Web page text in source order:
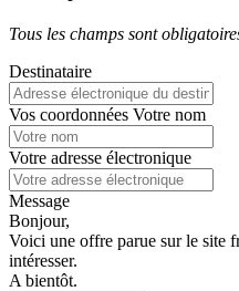
Tous les champs sont
Destinataire
Vos coordonnées Votre nom
Votre adresse électronique
Message
Bonjour,
Voici une offre parue sur le site
intéresser.
A bientôt.